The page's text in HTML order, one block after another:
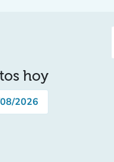
hoy
2026